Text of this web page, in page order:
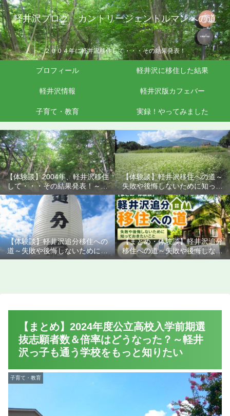
軽井沢ブログ カントリージェントルマンへの道
２００４年に軽井沢移住して・・・その結果発表！
プロフィール 軽井沢に移住した結果
軽井沢情報 軽井沢版カフェバー
子育て・教育 実録！やってみました
【体験談】2004年、軽井沢移住
して・・・その結果発表！～失
敗や後悔しないために知ってお
きたいこと
【体験談】軽井沢移住への道～
失敗や後悔しないために知って
おきたいこと
【体験談】軽井沢追分移住への
道～失敗や後悔しないために知
っておきたいこと
【まとめ・体験談】軽井沢追分
移住への道～失敗や後悔しない
ために知っておきたいこと
【まとめ】2024年度公立高校入学前期選
抜志願者数＆倍率はどうなった？～軽井
沢っ子も通う学校をもっと知りたい
子育て・教育